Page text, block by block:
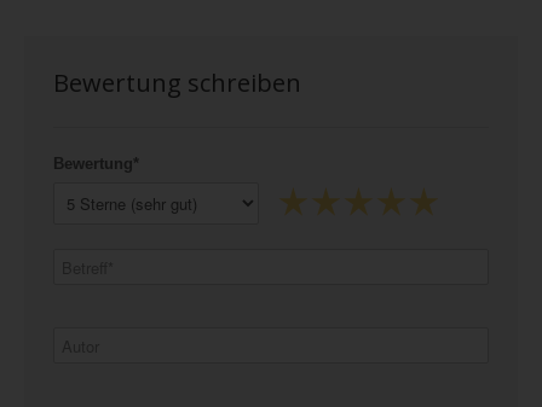
Bewertung schreiben
Bewertung*